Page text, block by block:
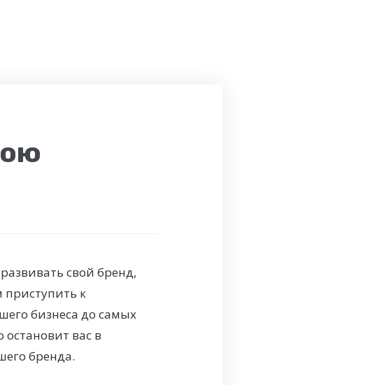
свой бренд,
к
бизнеса до самых
вас в
бренда.